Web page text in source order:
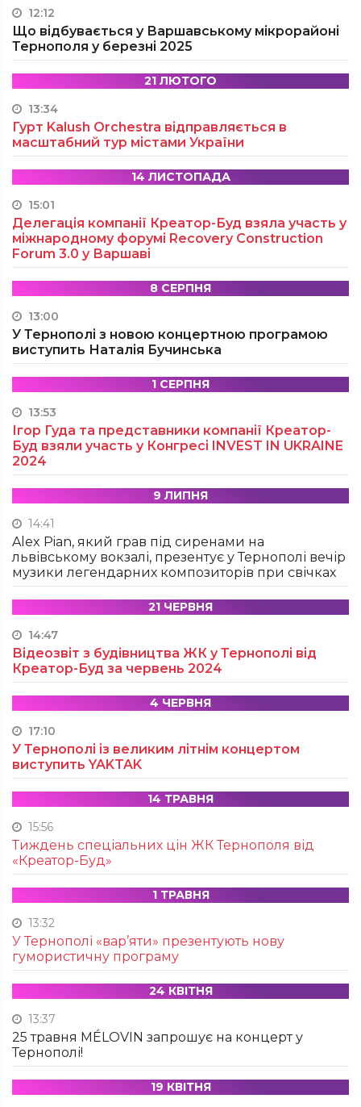
12:12
Що відбувається у Варшавському мікрорайоні
Тернополя у березні 2025
21 ЛЮТОГО
13:34
Гурт Kalush Orchestra відправляється в
масштабний тур містами України
14 ЛИСТОПАДА
15:01
Делегація компанії Креатор-Буд взяла участь у
міжнародному форумі Recovery Construction
Forum 3.0 у Варшаві
8 СЕРПНЯ
13:00
У Тернополі з новою концертною програмою
виступить Наталія Бучинська
1 СЕРПНЯ
13:53
Ігор Гуда та представники компанії Креатор-
Буд взяли участь у Конгресі INVEST IN UKRAINE
2024
9 ЛИПНЯ
14:41
Alex Pian, який грав під сиренами на
львівському вокзалі, презентує у Тернополі вечір
музики легендарних композиторів при свічках
21 ЧЕРВНЯ
14:47
Відеозвіт з будівництва ЖК у Тернополі від
Креатор-Буд за червень 2024
4 ЧЕРВНЯ
17:10
У Тернополі із великим літнім концертом
виступить YAKTAK
14 ТРАВНЯ
15:56
Тиждень спеціальних цін ЖК Тернополя від
«Креатор-Буд»
1 ТРАВНЯ
13:32
У Тернополі «вар’яти» презентують нову
гумористичну програму
24 КВІТНЯ
13:37
25 травня MÉLOVIN запрошує на концерт у
Тернополі!
19 КВІТНЯ